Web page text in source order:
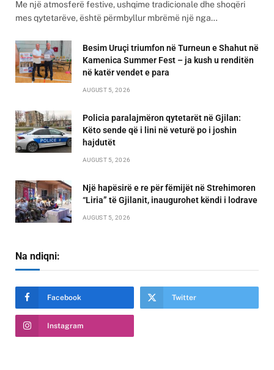
Me një atmosferë festive, ushqime tradicionale dhe shoqëri
mes qytetarëve, është përmbyllur mbrëmë një nga…
Besim Uruçi triumfon në Turneun e Shahut në
Kamenica Summer Fest – ja kush u renditën
në katër vendet e para
AUGUST 5, 2026
Policia paralajmëron qytetarët në Gjilan:
Këto sende që i lini në veturë po i joshin
hajdutët
AUGUST 5, 2026
Një hapësirë e re për fëmijët në Strehimoren
“Liria” të Gjilanit, inaugurohet këndi i lodrave
AUGUST 5, 2026
Na ndiqni:
Facebook Twitter
Instagram